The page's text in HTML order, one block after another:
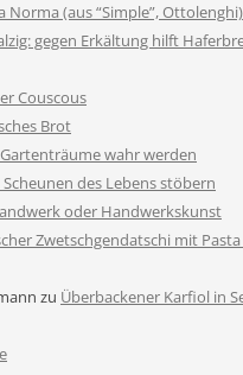
Norma (aus “Simple”, Ottolenghi)
gegen Erkältung hilft
Couscous
Brot
wahr werden
des Lebens stöbern
oder Handwerkskunst
Zwetschgendatschi mit
zu Überbackener Karfiol in